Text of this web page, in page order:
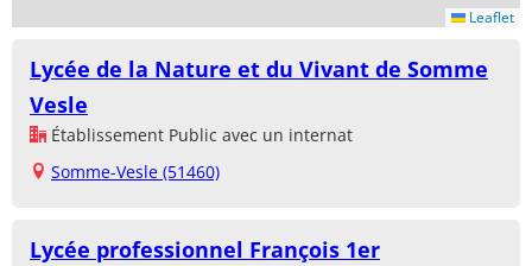
Leaflet
Lycée de la Nature et du Vivant de Somme
Vesle
Établissement Public avec un internat
Somme-Vesle (51460)
Lycée professionnel François 1er